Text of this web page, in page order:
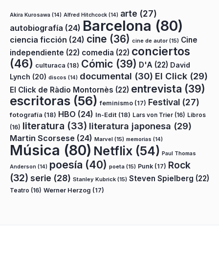
Akira Kurosawa (14) Alfred Hitchcock (14) arte (27)
autobiografía (24) Barcelona (80)
ciencia ficción (24) cine (36) cine de autor(15) Cine
independiente (22) comedia (22) conciertos
(46) culturaca (18) Cómic (39) D'A (22) David
Lynch (20) discos (14) documental (30) El Click (29)
El Click de Ràdio Montornès (22) entrevista (39)
escritoras (56) feminismo (17) Festival (27)
fotografía (18) HBO (24) In-Edit (18) Lars von Trier (16) Libros
(16) literatura (33) literatura japonesa (29)
Martin Scorsese (24) Marvel (15) memorias (14)
Música (80) Netflix (54) Paul Thomas
Anderson (14) poesía (40) poeta (15) Punk (17) Rock
(32) serie (28) Stanley Kubrick (15) Steven Spielberg (22)
Teatro (16) Werner Herzog (17)